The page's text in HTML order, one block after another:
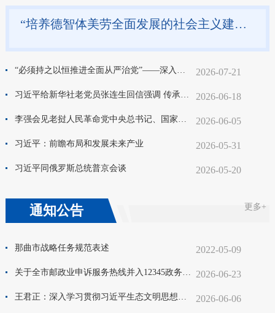
“培养德智体美劳全面发展的社会主义建设者和接班人”——习近平总书记的重要论述指引基础教育改革发展开创新局面
“必须持之以恒推进全面从严治党”——深入学习贯彻习近平总书记在庆祝中国共产党成立105周年大会上重要讲话系列述评之十六 2026-07-21
习近平给新华社老党员张连生回信强调 传承红色基因 在新征程上书写优异答卷 2026-06-18
李强会见老挝人民革命党中央总书记、国家主席通伦 2026-06-05
习近平：前瞻布局和发展未来产业 2026-05-31
习近平同俄罗斯总统普京会谈 2026-05-20
通知公告 更多+
那曲市战略任务规范表述 2022-05-09
关于全市邮政业申诉服务热线并入12345政务服务便民热线的公告སྤྱི་བསྒྲགས། 2026-06-23
王君正：深入学习贯彻习近平生态文明思想坚决做好中央生态环境保护督察整改工作扎实推进我区生态文明建设 2026-06-06